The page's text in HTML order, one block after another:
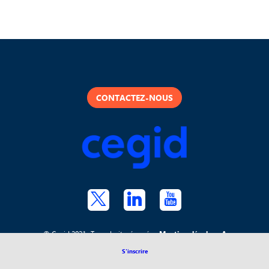
CONTACTEZ-NOUS
© Cegid 2021- Tous droits réservés -Mentions légales-A
S'inscrire